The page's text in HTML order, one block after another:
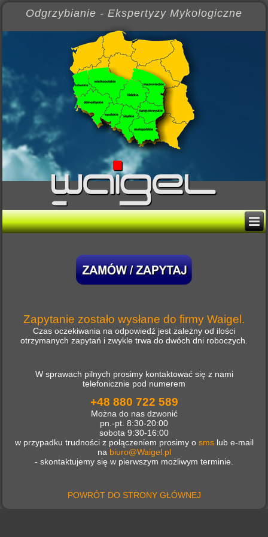
Odgrzybianie - Ekspertyzy Mykologiczne
Zapytanie zostało wysłane do firmy Waigel.
Czas oczekiwania na odpowiedź jest zależny od ilości
otrzymanych zapytań i zwykle trwa do dwóch dni roboczych.
W sprawach pilnych prosimy kontaktować się z nami
telefonicznie pod numerem
+48 880 722 589
Można do nas dzwonić
pn.-pt. 8:30-20:00
sobota 9:30-16:00
w przypadku trudności z połączeniem prosimy o smslub e-mail
na biuro@Waigel.pl
- skontaktujemy się w pierwszym możliwym terminie.
POWRÓT DO STRONY GŁÓWNEJ